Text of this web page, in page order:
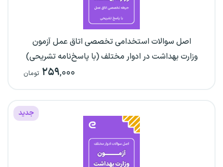
اصل سوالات استخدامی تخصصی اتاق عمل آزمون
وزارت بهداشت در ادوار مختلف (با پاسخ‌نامه تشریحی)
۲۵۹,۰۰۰ تومان
جدید